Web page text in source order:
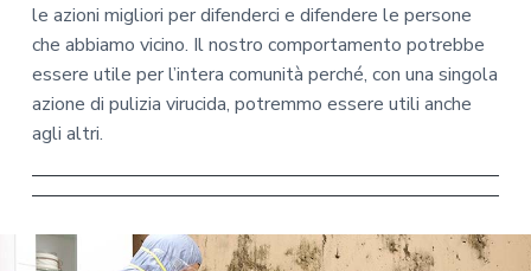
le azioni migliori per difenderci e difendere le persone
che abbiamo vicino. Il nostro comportamento potrebbe
essere utile per l’intera comunità perché, con una singola
azione di pulizia virucida, potremmo essere utili anche
agli altri.